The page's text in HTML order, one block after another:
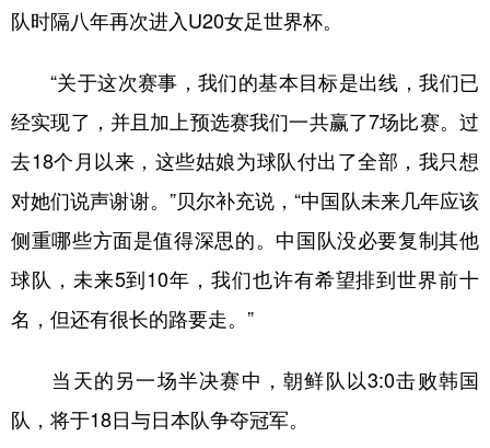
队时隔八年再次进入U20女足世界杯。
“关于这次赛事，我们的基本目标是出线，我们已
经实现了，并且加上预选赛我们一共赢了7场比赛。过
去18个月以来，这些姑娘为球队付出了全部，我只想
对她们说声谢谢。”贝尔补充说，“中国队未来几年应该
侧重哪些方面是值得深思的。中国队没必要复制其他
球队，未来5到10年，我们也许有希望排到世界前十
名，但还有很长的路要走。”
当天的另一场半决赛中，朝鲜队以3:0击败韩国
队，将于18日与日本队争夺冠军。